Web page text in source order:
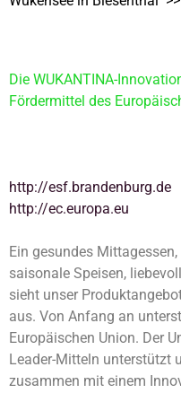
Die WUKANTINA-
Fördermittel des
http://esf.brandenburg.de
http://ec.europa.eu
Ein gesundes
saisonale Speisen,
sieht unser
aus. Von Anfang an
Europäischen Union. Der
Leader-Mitteln unterstützt
zusammen mit einem